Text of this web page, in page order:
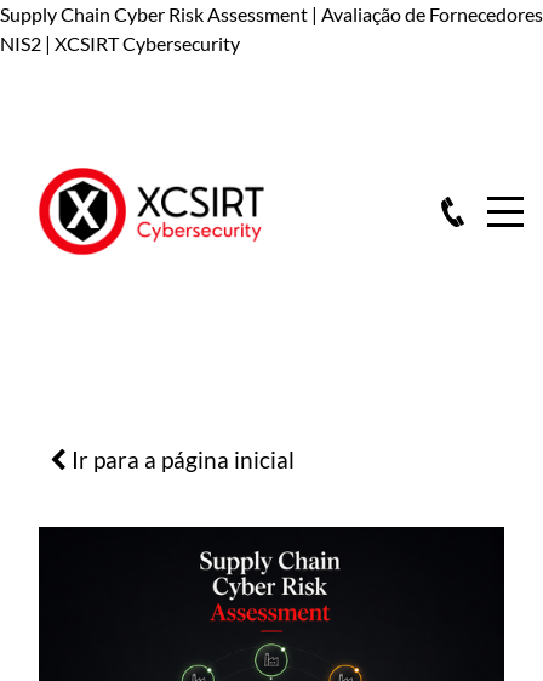
Supply Chain Cyber Risk Assessment | Avaliação de Fornecedores
NIS2 | XCSIRT Cybersecurity
Ir para a página inicial